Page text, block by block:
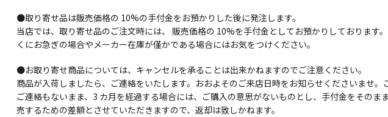
●取り寄せ品は販売価格の 10%の手付金をお預かりした後に発注します。
当店では、取り寄せ品のご注文時には、 販売価格の 10%を手付金としてお預かりしておりま
くにお急ぎの場合やメーカー在庫が僅かである場合にはお気をつけください。
●お取り寄せ商品については、キャンセルを承ることは出来かねますのでご注意ください。
商品が入荷しましたら、ご連絡をいたします。おおよそのご来店日時をお知らせくださいませ
ご連絡もないまま、3 カ月を経過する場合には、ご購入の意思がないものとし、手付金をその
売するための差額とさせていただきますので、返却は致しかねます。